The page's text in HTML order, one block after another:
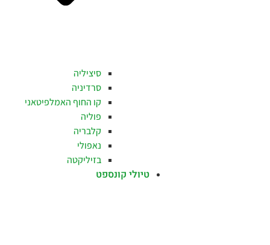
סיציליה
סרדיניה
קו החוף האמלפיטאני
פוליה
קלבריה
נאפולי
בזיליקטה
טיולי קונספט